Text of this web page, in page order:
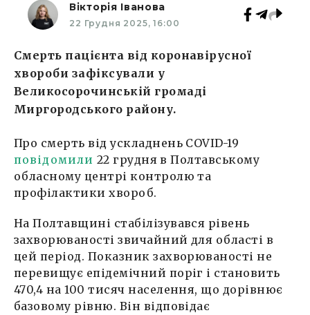
Вікторія Іванова
22 Грудня 2025, 16:00
Смерть пацієнта від коронавірусної
хвороби зафіксували у
Великосорочинській громаді
Миргородського району.
Про смерть від ускладнень COVID-19
повідомили 22 грудня в Полтавському
обласному центрі контролю та
профілактики хвороб.
На Полтавщині стабілізувався рівень
захворюваності звичайний для області в
цей період. Показник захворюваності не
перевищує епідемічний поріг і становить
470,4 на 100 тисяч населення, що дорівнює
базовому рівню. Він відповідає